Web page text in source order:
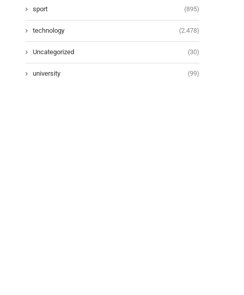
sport (895)
technology (2.478)
Uncategorized (30)
university (99)